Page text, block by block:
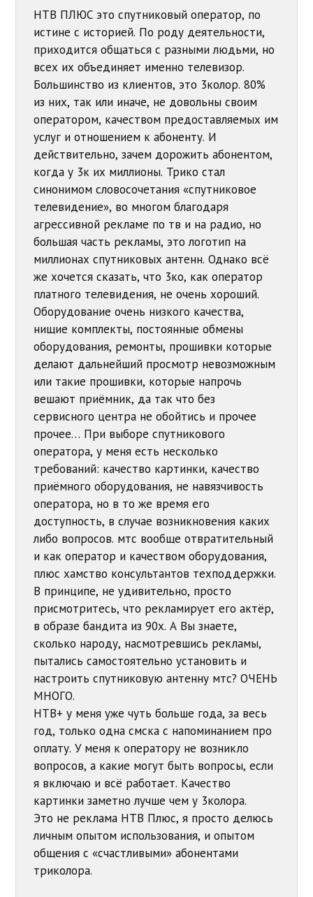
НТВ ПЛЮС это спутниковый оператор, по
истине с историей. По роду деятельности,
приходится общаться с разными людьми, но
всех их объединяет именно телевизор.
Большинство из клиентов, это 3колор. 80%
из них, так или иначе, не довольны своим
оператором, качеством предоставляемых им
услуг и отношением к абоненту. И
действительно, зачем дорожить абонентом,
когда у 3к их миллионы. Трико стал
синонимом словосочетания «спутниковое
телевидение», во многом благодаря
агрессивной рекламе по тв и на радио, но
большая часть рекламы, это логотип на
миллионах спутниковых антенн. Однако всё
же хочется сказать, что 3ко, как оператор
платного телевидения, не очень хороший.
Оборудование очень низкого качества,
нищие комплекты, постоянные обмены
оборудования, ремонты, прошивки которые
делают дальнейший просмотр невозможным
или такие прошивки, которые напрочь
вешают приёмник, да так что без
сервисного центра не обойтись и прочее
прочее… При выборе спутникового
оператора, у меня есть несколько
требований: качество картинки, качество
приёмного оборудования, не навязчивость
оператора, но в то же время его
доступность, в случае возникновения каких
либо вопросов. мтс вообще отвратительный
и как оператор и качеством оборудования,
плюс хамство консультантов техподдержки.
В принципе, не удивительно, просто
присмотритесь, что рекламирует его актёр,
в образе бандита из 90х. А Вы знаете,
сколько народу, насмотревшись рекламы,
пытались самостоятельно установить и
настроить спутниковую антенну мтс? ОЧЕНЬ
МНОГО.
НТВ+ у меня уже чуть больше года, за весь
год, только одна смска с напоминанием про
оплату. У меня к оператору не возникло
вопросов, а какие могут быть вопросы, если
я включаю и всё работает. Качество
картинки заметно лучше чем у 3колора.
Это не реклама НТВ Плюс, я просто делюсь
личным опытом использования, и опытом
общения с «счастливыми» абонентами
триколора.